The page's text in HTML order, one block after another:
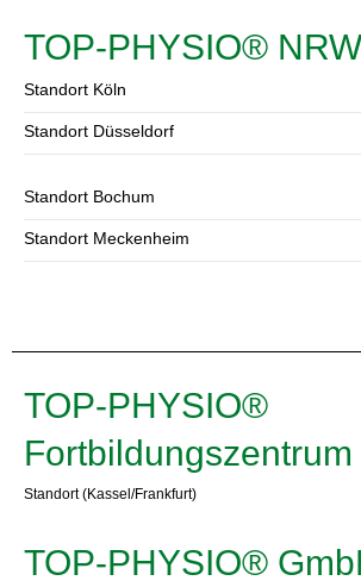
TOP-PHYSIO®
Standort Köln
Standort Düsseldorf
Standort Bochum
Standort Meckenheim
TOP-PHYSIO®
Fortbildungszentrum
Standort (Kassel/Frankfurt)
TOP-PHYSIO®